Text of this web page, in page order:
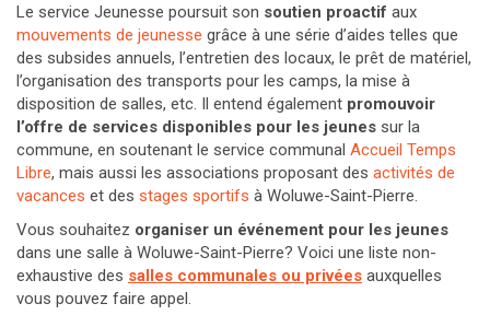
Le service Jeunesse poursuit son soutien proactif aux
mouvements de jeunesse grâce à une série d’aides telles que
des subsides annuels, l’entretien des locaux, le prêt de matériel,
l’organisation des transports pour les camps, la mise à
disposition de salles, etc. Il entend également promouvoir
l’offre de services disponibles pour les jeunes sur la
commune, en soutenant le service communal Accueil Temps
Libre, mais aussi les associations proposant des activités de
vacances et des stages sportifs à Woluwe-Saint-Pierre.
Vous souhaitez organiser un événement pour les jeunes
dans une salle à Woluwe-Saint-Pierre? Voici une liste non-
exhaustive des salles communales ou privées auxquelles
vous pouvez faire appel.